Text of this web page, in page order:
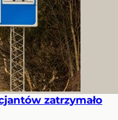
zatrzymało